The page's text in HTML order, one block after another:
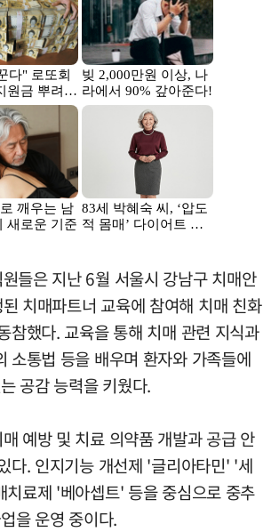
들은 지난 6월 서울시 강남구 치매안
치매파트너 교육에 참여해 치매 친화
참했다. 교육을 통해 치매 관련 지식과
소통법 등을 배우며 환자와 가족들에
공감 능력을 키웠다.
예방 및 치료 의약품 개발과 공급 안
다. 인지기능 개선제 '글리아타민' '세
치료제 '베아셉트' 등을 중심으로 중추
을 운영 중이다.